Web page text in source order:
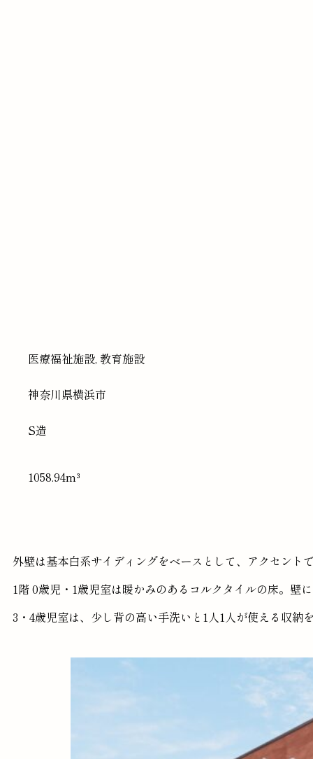
医療福祉施設, 教育施設
神奈川県横浜市
S造
1058.94m³
外壁は基本白系サイディングをベースとして、アクセント
1階 0歳児・1歳児室は暖かみのあるコルクタイルの床。壁
3・4歳児室は、少し背の高い手洗いと1人1人が使える収納